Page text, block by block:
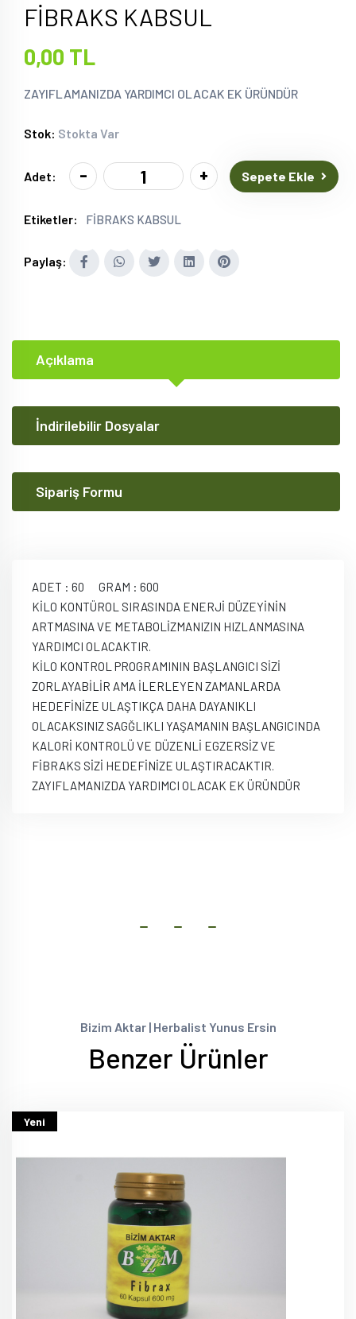
FİBRAKS KABSUL
0,00 TL
ZAYIFLAMANIZDA YARDIMCI OLACAK EK ÜRÜNDÜR
Stok: Stokta Var
Adet: - + Sepete Ekle
Etiketler: FİBRAKS KABSUL
Paylaş:
Açıklama
İndirilebilir Dosyalar
Sipariş Formu
ADET : 60 GRAM : 600
KİLO KONTÜROL SIRASINDA ENERJİ DÜZEYİNİN
ARTMASINA VE METABOLİZMANIZIN HIZLANMASINA
YARDIMCI OLACAKTIR.
KİLO KONTROL PROGRAMININ BAŞLANGICI SİZİ
ZORLAYABİLİR AMA İLERLEYEN ZAMANLARDA
HEDEFİNİZE ULAŞTIKÇA DAHA DAYANIKLI
OLACAKSINIZ SAGĞLIKLI YAŞAMANIN BAŞLANGICINDA
KALORİ KONTROLÜ VE DÜZENLİ EGZERSİZ VE
FİBRAKS SİZİ HEDEFİNİZE ULAŞTIRACAKTIR.
ZAYIFLAMANIZDA YARDIMCI OLACAK EK ÜRÜNDÜR
Bizim Aktar | Herbalist Yunus Ersin
Benzer Ürünler
Yeni